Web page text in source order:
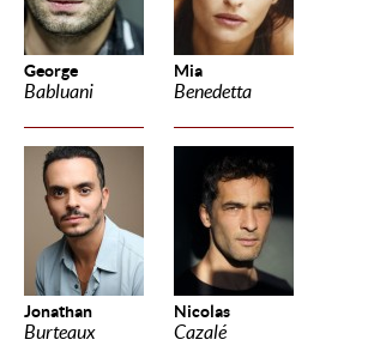
George
Babluani
Mia
Benedetta
Jonathan
Burteaux
Nicolas
Cazalé